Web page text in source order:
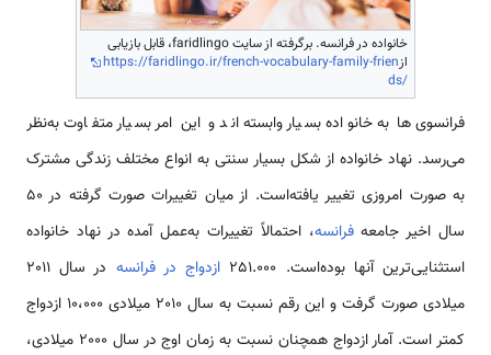
خانواده در فرانسه. برگرفته از سایت faridlingo، قابل بازیابی
ازhttps://faridlingo.ir/french-vocabulary-family-frien
ds/
فرانسوی‌ها به خانواده بسیار وابسته‌اند و این امر بسیار متفاوت به‌نظر
می‌رسد. نهاد خانواده از شکل بسیار سنتی به انواع مختلف زندگی مشترک
به‌ صورت امروزی تغییر یافته‌است. از میان تغییرات صورت گرفته در 50
سال اخیر جامعهفرانسه، احتمالاً تغییرات به‌عمل آمده در نهاد خانواده
استثنایی‌ترین آنها بوده‌است. 251.000
ازدواج در فرانسه
در سال 2011
میلادی صورت گرفت و این رقم نسبت به سال‌ 2010 میلادی‌ 10،000 ازدواج
کمتر است. آمار ازدواج همچنان نسبت به زمان اوج در سال 2000 میلادی،